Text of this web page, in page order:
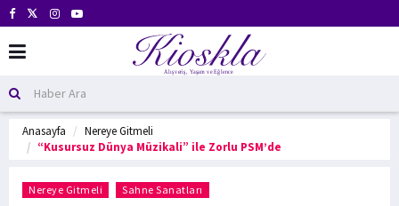
Anasayfa
Nereye Gitmeli
“Kusursuz Dünya Müzikali” ile Zorlu PSM’de
Nereye Gitmeli Sahne Sanatları